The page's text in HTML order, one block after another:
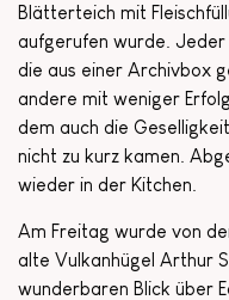
Blätterteich mit
aufgerufen wurde.
die aus einer Archivbox
andere mit weniger
dem auch die
nicht zu kurz kamen.
wieder in der Kitchen.
Am Freitag wurde von
alte Vulkanhügel Arthur
wunderbaren Blick über